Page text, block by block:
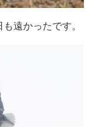
遠かったです。